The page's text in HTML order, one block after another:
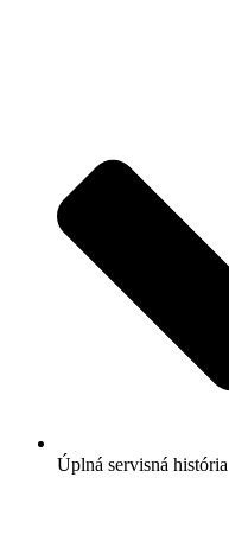
Úplná servisná história